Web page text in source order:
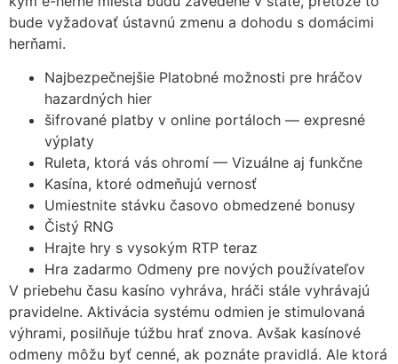
bude vyžadovať ústavnú zmenu a dohodu s domácimi
herňami.
Najbezpečnejšie Platobné možnosti pre hráčov
hazardných hier
šifrované platby v online portáloch — expresné
výplaty
Ruleta, ktorá vás ohromí — Vizuálne aj funkčne
Kasína, ktoré odmeňujú vernosť
Umiestnite stávku časovo obmedzené bonusy
Čistý RNG
Hrajte hry s vysokým RTP teraz
Hra zadarmo Odmeny pre nových používateľov
V priebehu času kasíno vyhráva, hráči stále vyhrávajú
pravidelne. Aktivácia systému odmien je stimulovaná
výhrami, posilňuje túžbu hrať znova. Avšak kasínové
odmeny môžu byť cenné, ak poznáte pravidlá. Ale ktorá